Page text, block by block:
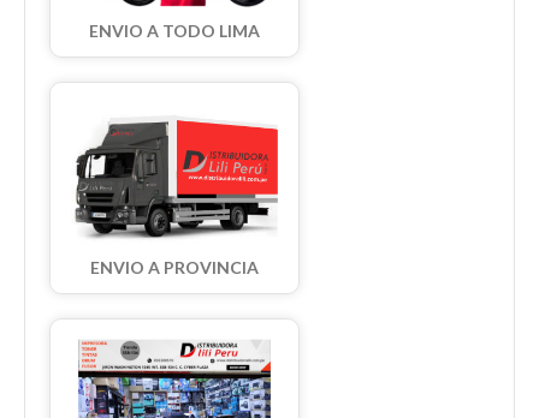
ENVIO A TODO LIMA
ENVIO A PROVINCIA